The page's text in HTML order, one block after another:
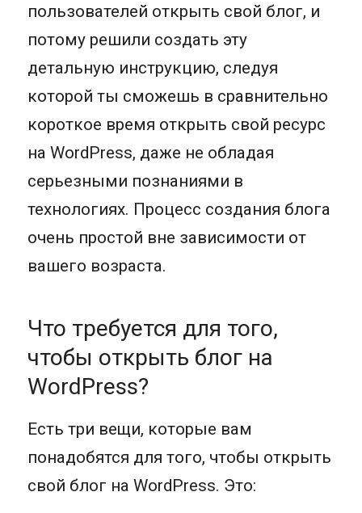
пользователей открыть свой блог, и
потому решили создать эту
детальную инструкцию, следуя
которой ты сможешь в сравнительно
короткое время открыть свой ресурс
на WordPress, даже не обладая
серьезными познаниями в
технологиях. Процесс создания блога
очень простой вне зависимости от
вашего возраста.
Что требуется для того,
чтобы открыть блог на
WordPress?
Есть три вещи, которые вам
понадобятся для того, чтобы открыть
свой блог на WordPress. Это: